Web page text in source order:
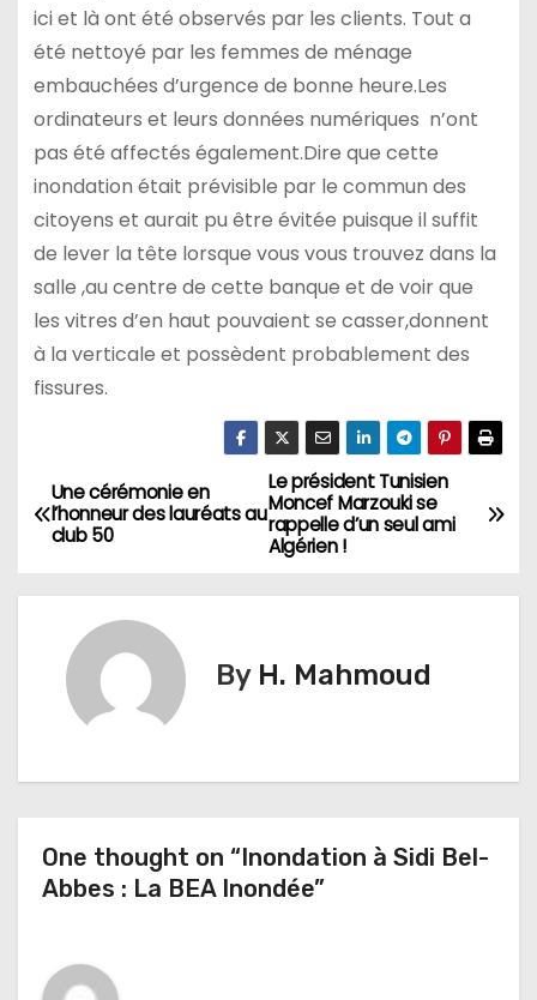
ici et là ont été observés par les clients. Tout a
été nettoyé par les femmes de ménage
embauchées d’urgence de bonne heure.Les
ordinateurs et leurs données numériques n’ont
pas été affectés également.Dire que cette
inondation était prévisible par le commun des
citoyens et aurait pu être évitée puisque il suffit
de lever la tête lorsque vous vous trouvez dans la
salle ,au centre de cette banque et de voir que
les vitres d’en haut pouvaient se casser,donnent
à la verticale et possèdent probablement des
fissures.
N
a
v
t
o
Le président Tunisien
Moncef Marzouki se
rappelle d’un seul ami
Algérien !
Une cérémonie en
l’honneur des lauréats au
club 50
By H. Mahmoud
One thought on “Inondation à Sidi Bel-
Abbes : La BEA Inondée”